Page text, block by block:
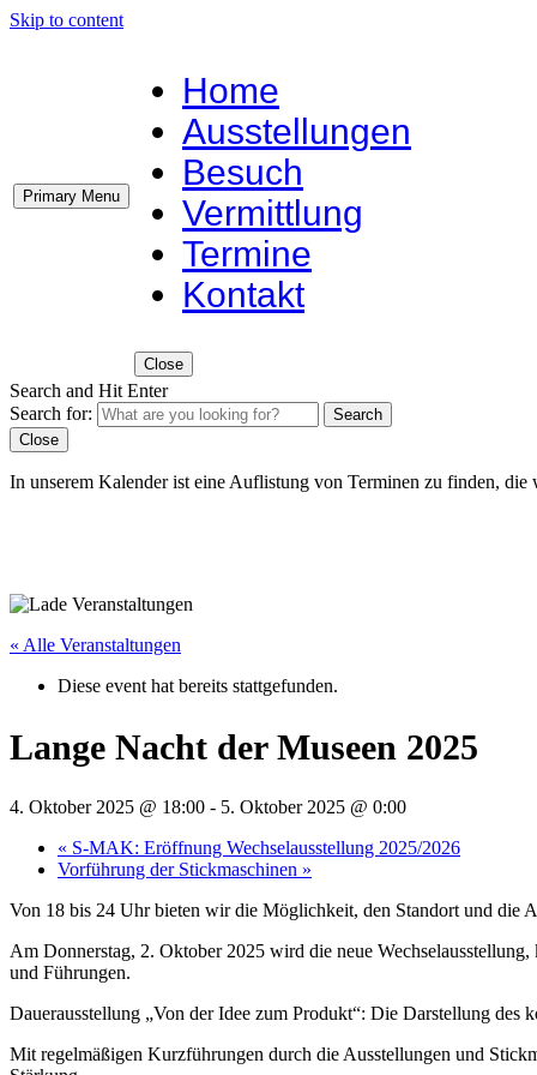
Skip to content
Primary Menu
Home
Ausstellungen
Besuch
Vermittlung
Termine
Kontakt
Close
Search and Hit Enter
Search for:
Search
Close
In unserem Kalender ist eine Auflistung von Terminen zu finden,
« Alle Veranstaltungen
Diese event hat bereits stattgefunden.
Lange Nacht der Museen 2025
4. Oktober 2025 @ 18:00 - 5. Oktober 2025 @ 0:00
« S‑MAK: Eröffnung Wechselausstellung 2025/2026
Vorführung der Stickmaschinen »
Von 18 bis 24 Uhr bieten wir die Möglichkeit, den Standort und die
Am Donnerstag, 2. Oktober 2025 wird die neue
und Führungen.
Dauerausstellung „Von der Idee zum Produkt“: Die Darstellung des
Mit regelmäßigen Kurzführungen durch die Ausstellungen und